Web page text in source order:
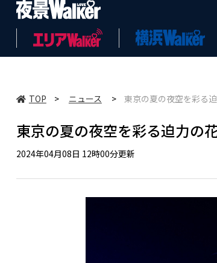
TOP > ニュース > 東京の夏の夜空を彩る
東京の夏の夜空を彩る迫力
2024年04月08日 12時00分更新